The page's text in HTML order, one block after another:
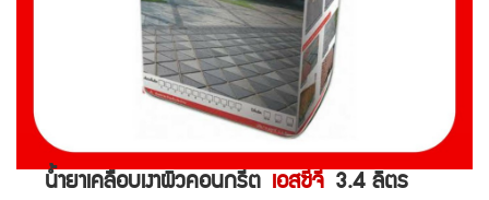
น้ำยาเคลือบเงาผิวคอนกรีต เอสซีจี 3.4 ลิตร